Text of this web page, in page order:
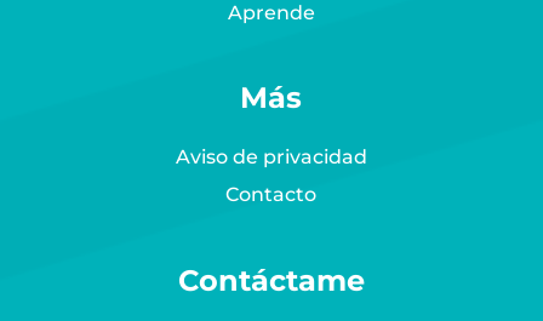
Aprende
Más
Aviso de privacidad
Contacto
Contáctame